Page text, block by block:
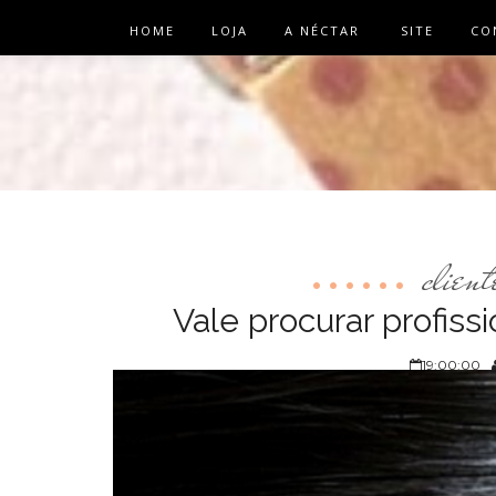
HOME LOJA A NÉCTAR SITE
Vale procurar
19:00:00